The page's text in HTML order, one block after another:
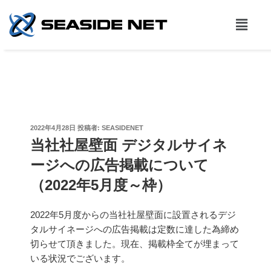
2022年4月28日 投稿者: SEASIDENET
当社社屋壁面 デジタルサイネ
ージへの広告掲載について
（2022年5月度～枠）
2022年5月度からの当社社屋壁面に設置されるデジ
タルサイネージへの広告掲載は定数に達した為締め
切らせて頂きました。現在、掲載枠全てが埋まって
いる状況でございます。